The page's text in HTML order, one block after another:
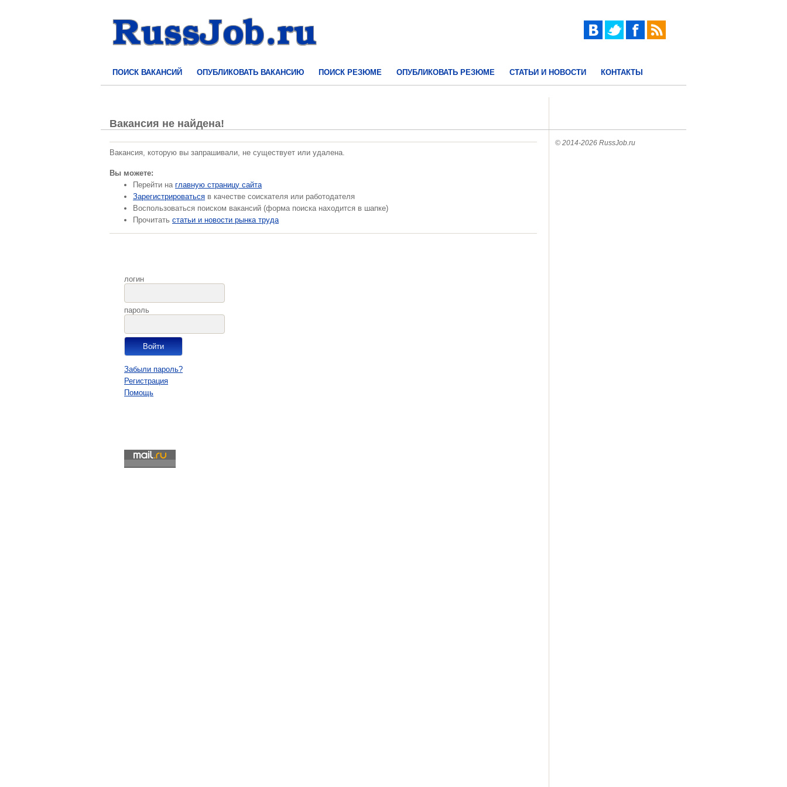
ПОИСК ВАКАНСИЙ ОПУБЛИКОВАТЬ ВАКАНСИЮ ПОИСК РЕЗЮМЕ ОПУБЛИКОВАТЬ РЕЗЮМЕ СТАТЬИ И НОВОСТИ КОНТАКТЫ
Вакансия не найдена!
Вакансия, которую вы запрашивали, не существует или удалена.
Вы можете:
Перейти на главную страницу сайта
Зарегистрироваться в качестве соискателя или работодателя
Воспользоваться поиском вакансий (форма поиска находится в шапке)
Прочитать статьи и новости рынка труда
логин
пароль
Забыли пароль?
Регистрация
Помощь
© 2014-2026 RussJob.ru